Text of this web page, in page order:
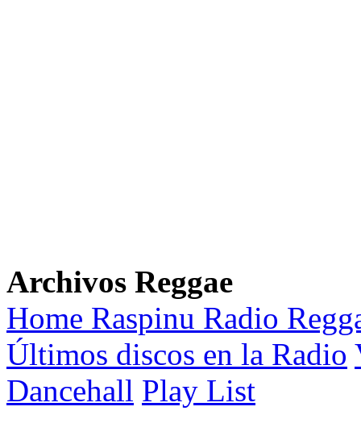
Archivos Reggae
Home Raspinu Radio
Últimos discos en la Radio
Dancehall Play List